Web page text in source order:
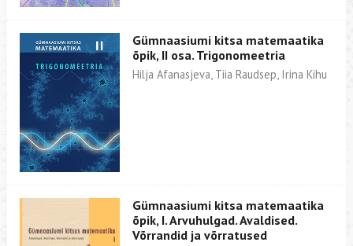
Gümnaasiumi kitsa matemaatika
õpik, II osa. Trigonomeetria
Hilja Afanasjeva, Tiia Raudsep, Irina Kihu
Gümnaasiumi kitsa matemaatika
õpik, I. Arvuhulgad. Avaldised.
Võrrandid ja võrratused